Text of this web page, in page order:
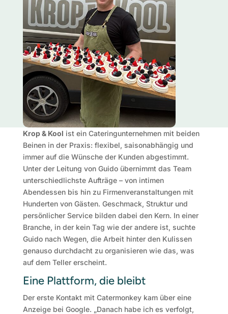
Krop & Kool ist ein Cateringunternehmen mit beiden
Beinen in der Praxis: flexibel, saisonabhängig und
immer auf die Wünsche der Kunden abgestimmt.
Unter der Leitung von Guido übernimmt das Team
unterschiedlichste Aufträge – von intimen
Abendessen bis hin zu Firmenveranstaltungen mit
Hunderten von Gästen. Geschmack, Struktur und
persönlicher Service bilden dabei den Kern. In einer
Branche, in der kein Tag wie der andere ist, suchte
Guido nach Wegen, die Arbeit hinter den Kulissen
genauso durchdacht zu organisieren wie das, was
auf dem Teller erscheint.
Eine Plattform, die bleibt
Der erste Kontakt mit Catermonkey kam über eine
Anzeige bei Google. „Danach habe ich es verfolgt,